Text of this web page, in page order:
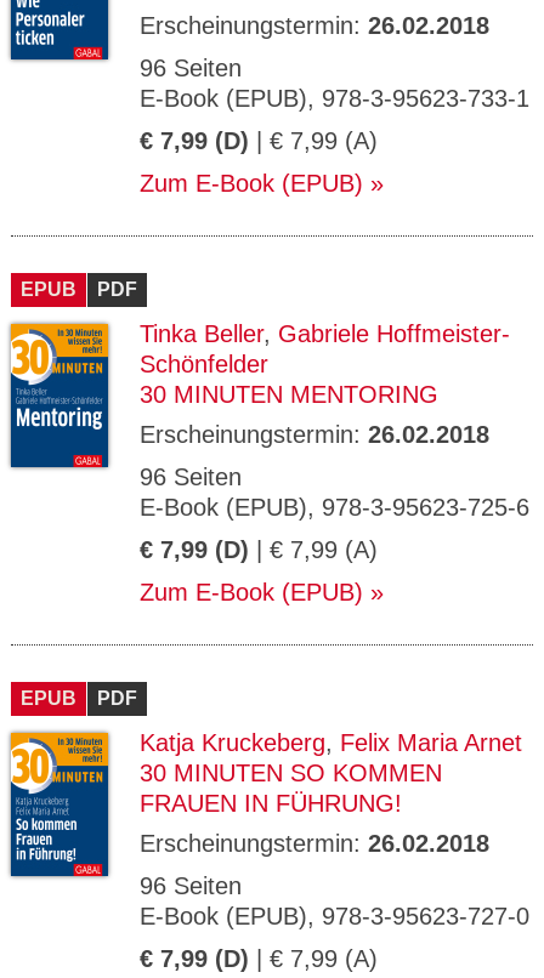
Erscheinungstermin: 26.02.2018
96 Seiten
E-Book (EPUB), 978-3-95623-733-1
€ 7,99 (D) | € 7,99 (A)
Zum E-Book (EPUB)
EPUB PDF
Tinka Beller, Gabriele Hoffmeister-
Schönfelder
30 MINUTEN MENTORING
Erscheinungstermin: 26.02.2018
96 Seiten
E-Book (EPUB), 978-3-95623-725-6
€ 7,99 (D) | € 7,99 (A)
Zum E-Book (EPUB)
EPUB PDF
Katja Kruckeberg, Felix Maria Arnet
30 MINUTEN SO KOMMEN
FRAUEN IN FÜHRUNG!
Erscheinungstermin: 26.02.2018
96 Seiten
E-Book (EPUB), 978-3-95623-727-0
€ 7,99 (D) | € 7,99 (A)